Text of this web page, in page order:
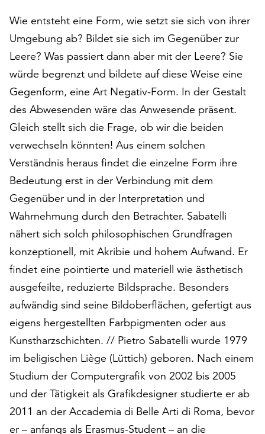
„Alle
akzeptieren“,
um
Cookies
zu
akzeptieren.
Sie
können
Ihr
Einverständnis
jederzeit
und
widerrufen.
Dafür
steht
Ihnen
am
Ende
der
Seite
die
Schaltfläche
„Cookie-
Einstellungen“
zur
Verfügung.
Funktionale
Wie entsteht eine Form, wie setzt sie sich von ihrer
Umgebung ab? Bildet sie sich im Gegenüber zur
Leere? Was passiert dann aber mit der Leere? Sie
würde begrenzt und bildete auf diese Weise eine
Gegenform, eine Art Negativ-Form. In der Gestalt
des Abwesenden wäre das Anwesende präsent.
Gleich stellt sich die Frage, ob wir die beiden
verwechseln könnten! Aus einem solchen
Verständnis heraus findet die einzelne Form ihre
Bedeutung erst in der Verbindung mit dem
Gegenüber und in der Interpretation und
Wahrnehmung durch den Betrachter. Sabatelli
nähert sich solch philosophischen Grundfragen
konzeptionell, mit Akribie und hohem Aufwand. Er
findet eine pointierte und materiell wie ästhetisch
ausgefeilte, reduzierte Bildsprache. Besonders
aufwändig sind seine Bildoberflächen, gefertigt aus
eigens hergestellten Farbpigmenten oder aus
Kunstharzschichten. // Pietro Sabatelli wurde 1979
im beligischen Liège (Lüttich) geboren. Nach einem
Studium der Computergrafik von 2002 bis 2005
und der Tätigkeit als Grafikdesigner studierte er ab
2011 an der Accademia di Belle Arti di Roma, bevor
er – anfangs als Erasmus-Student – an die